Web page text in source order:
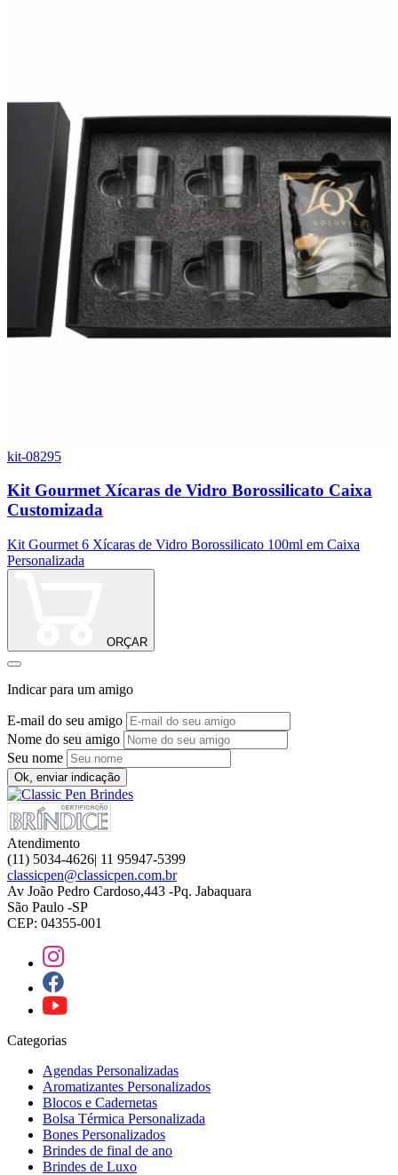
kit-08295
Kit Gourmet Xícaras de Vidro Borossilicato Caixa
Customizada
Kit Gourmet 6 Xícaras de Vidro Borossilicato 100ml em Caixa
Personalizada
ORÇAR
Indicar para um amigo
E-mail do seu amigo
Nome do seu amigo
Seu nome
Ok, enviar indicação
Atendimento
(11) 5034-4626| 11 95947-5399
classicpen@classicpen.com.br
Av João Pedro Cardoso,443 -Pq. Jabaquara
São Paulo -SP
CEP: 04355-001
Categorias
Agendas Personalizadas
Aromatizantes Personalizados
Blocos e Cadernetas
Bolsa Térmica Personalizada
Bones Personalizados
Brindes de final de ano
Brindes de Luxo